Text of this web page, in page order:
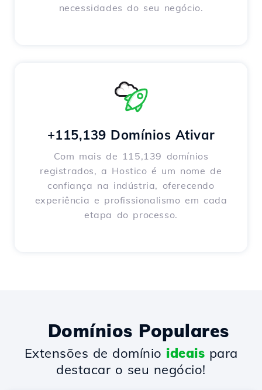
necessidades do seu negócio.
+115,139 Domínios Ativar
Com mais de 115,139 domínios
registrados, a Hostico é um nome de
confiança na indústria, oferecendo
experiência e profissionalismo em cada
etapa do processo.
Domínios Populares
Extensões de domínio ideais para
destacar o seu negócio!